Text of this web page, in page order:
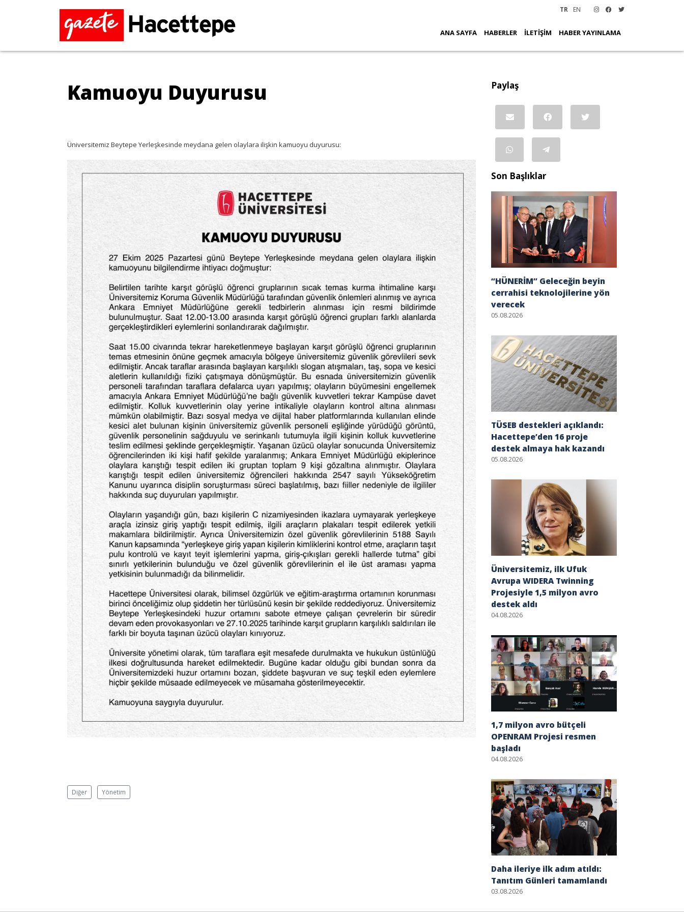
TR EN
ANA SAYFA HABERLER İLETİŞİM HABER YAYINLAMA
Kamuoyu Duyurusu
Üniversitemiz Beytepe Yerleşkesinde meydana gelen olaylara ilişkin kamuoyu duyurusu:
Diğer Yönetim
Paylaş
Son Başlıklar
“HÜNERİM” Geleceğin beyin
cerrahisi teknolojilerine yön
verecek
05.08.2026
TÜSEB destekleri açıklandı:
Hacettepe’den 16 proje
destek almaya hak kazandı
05.08.2026
Üniversitemiz, ilk Ufuk
Avrupa WIDERA Twinning
Projesiyle 1,5 milyon avro
destek aldı
04.08.2026
1,7 milyon avro bütçeli
OPENRAM Projesi resmen
başladı
04.08.2026
Daha ileriye ilk adım atıldı:
Tanıtım Günleri tamamlandı
03.08.2026